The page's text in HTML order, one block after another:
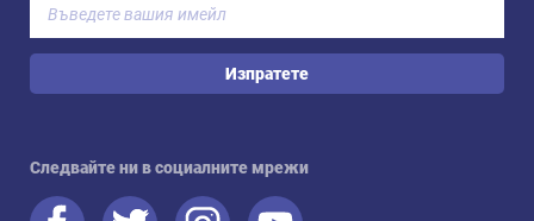
Изпратете
Следвайте ни в социалните мрежи